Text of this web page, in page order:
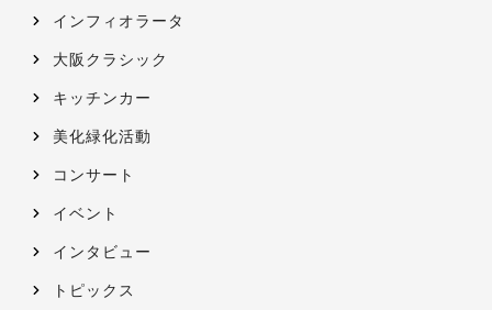
インフィオラータ
大阪クラシック
キッチンカー
美化緑化活動
コンサート
イベント
インタビュー
トピックス